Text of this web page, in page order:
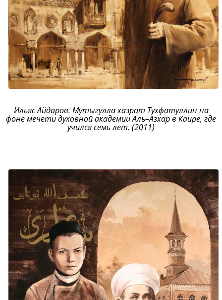
Ильяс Айдаров. Мутыгулла хазрат Тухфатуллин на
фоне мечети духовной академии Аль–Азхар в Каире, где
учился семь лет. (2011)